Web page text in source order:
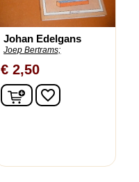
Johan Edelgans
Joep Bertrams;
€ 2,50
In winkelwagen
favorite_border